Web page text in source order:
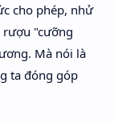
cho phép, nhử
rượu "cưỡng
Mà nói là
ta đóng góp